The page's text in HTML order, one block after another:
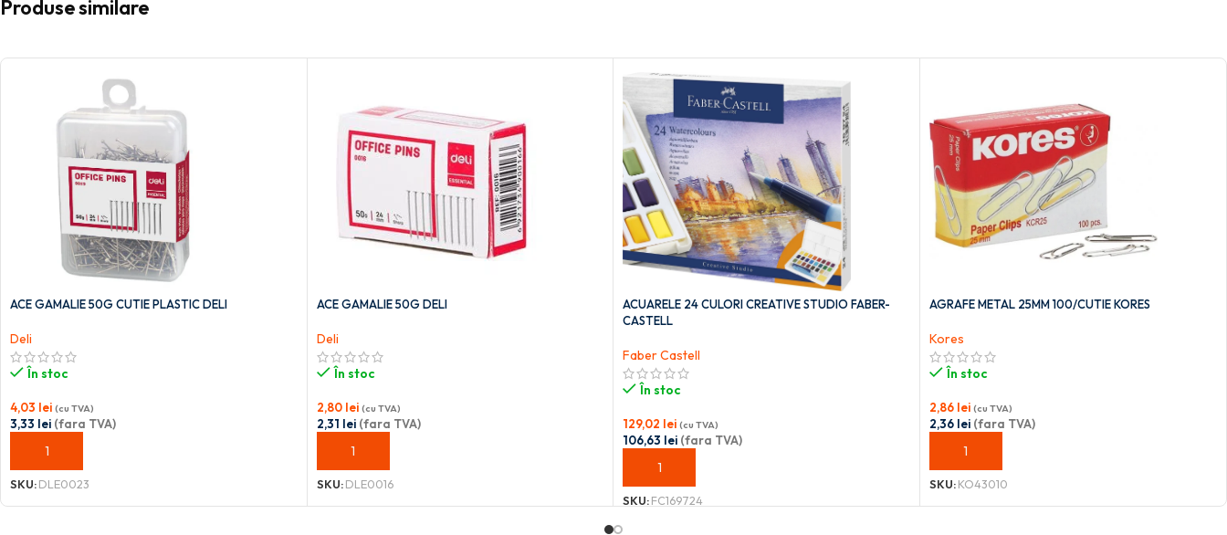
Produse similare
ACE GAMALIE 50G CUTIE PLASTIC DELI
Deli
În stoc
4,03 lei (cu TVA)
3,33 lei (fara TVA)
ADAUGĂ ÎN COȘ
SKU:DLE0023
ACE GAMALIE 50G DELI
Deli
În stoc
2,80 lei (cu TVA)
2,31 lei(fara TVA)
ADAUGĂ ÎN COȘ
SKU:DLE0016
ACUARELE 24 CULORI CREATIVE STUDIO FABER-
CASTELL
Faber Castell
În stoc
129,02 lei (cu TVA)
106,63 lei (fara TVA)
ADAUGĂ ÎN COȘ
SKU:FC169724
AGRAFE METAL 25MM 100/CUTIE KORES
Kores
În stoc
2,86 lei (cu TVA)
2,36 lei(fara TVA)
ADAUGĂ ÎN COȘ
SKU:KO43010